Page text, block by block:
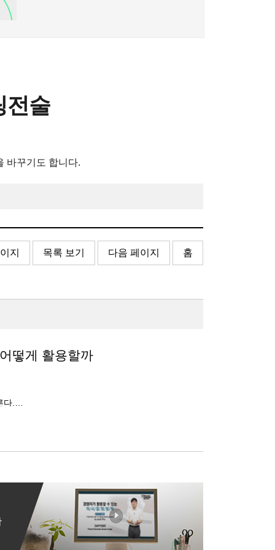
전술
바꾸기도 합니다.
지 목록 보기 다음 페이지 홈
떻게 활용할까
.